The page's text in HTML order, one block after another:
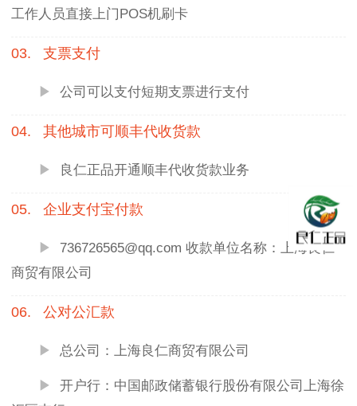
工作人员直接上门POS机刷卡
03. 支票支付
▶ 公司可以支付短期支票进行支付
04. 其他城市可顺丰代收货款
▶ 良仁正品开通顺丰代收货款业务
05. 企业支付宝付款
▶
736726565@qq.com 收款单位名称：上海良仁
商贸有限公司
06. 公对公汇款
▶ 总公司：上海良仁商贸有限公司
▶
开户行：中国邮政储蓄银行股份有限公司上海徐